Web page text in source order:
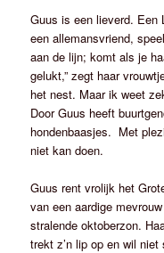
Guus is een lieverd. Een
een allemansvriend,
aan de lijn; komt als je
gelukt,” zegt haar
het nest. Maar ik weet
Door Guus heeft
hondenbaasjes. Met
niet kan doen.
Guus rent vrolijk het
van een aardige
stralende oktoberzon.
trekt z’n lip op en wil niet